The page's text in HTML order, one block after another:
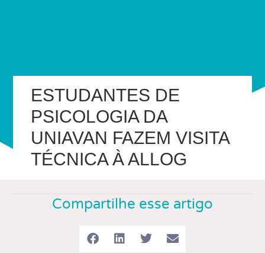
ESTUDANTES DE
PSICOLOGIA DA
UNIAVAN FAZEM VISITA
TÉCNICA À ALLOG
Compartilhe esse artigo